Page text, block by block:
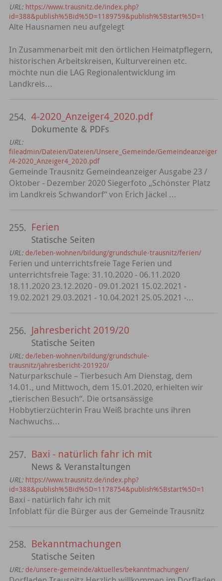
URL: https://www.trausnitz.de/index.php?
id=388&publish%5Bid%5D=1189759&publish%5Bstart%5D=1
Alte Hausnamen neu aufgelegt
In Zusammenarbeit mit den örtlichen Heimatpflegern,
historischen Arbeitskreisen, Kulturvereinen etc.
möchte nun die LAG Regionalentwicklung im
Landkreis...
254. 4-2020_Anzeiger4_2020.pdf
Dokumente & PDFs
URL:
fileadmin/Dateien/Dateien/Unsere_Gemeinde/Gemeindeanzeiger
/4-2020_Anzeiger4_2020.pdf
Gemeinde Trausnitz Gemeindeanzeiger Ausgabe 23 /
Oktober - Dezember 2020 Siegerfoto „Schönster Platz
im Landkreis Schwandorf“ von Erich Jäckel ...
255. Ferien
Statische Seiten
URL: de/leben-wohnen/bildung/grundschule-trausnitz/ferien/
Ferien und unterrichtsfreie Tage Ferien und
unterrichtsfreie Tage: 31.10.2020 - 06.11.2020
18.11.2020 23.12.2020 - 09.01.2021 15.02.2021 -
19.02.2021 29.03.2021 - 10.04.2021 25.05.2021 -...
256. Jahresbericht 2019/20
Statische Seiten
URL: de/leben-wohnen/bildung/grundschule-
trausnitz/jahresbericht-201920/
Naturparkschule – Tierbesuch Am Dienstag, dem
14.01., und Mittwoch, dem 15.01.2020, erhielten wir
„tierischen Besuch“. Die ortsansässige
Hobbytierzüchterin Frau Weiß brachte uns ihren
Nachwuchs...
257. Baxi - natürlich fahr ich mit
News & Veranstaltungen
URL: https://www.trausnitz.de/index.php?
id=388&publish%5Bid%5D=1178754&publish%5Bstart%5D=1
Baxi - natürlich fahr ich mit
Infoblatt für die Bürger aus der Gemeinde Trausnitz
258. Bekanntmachungen
Statische Seiten
URL: de/unsere-gemeinde/aktuelles/bekanntmachungen/